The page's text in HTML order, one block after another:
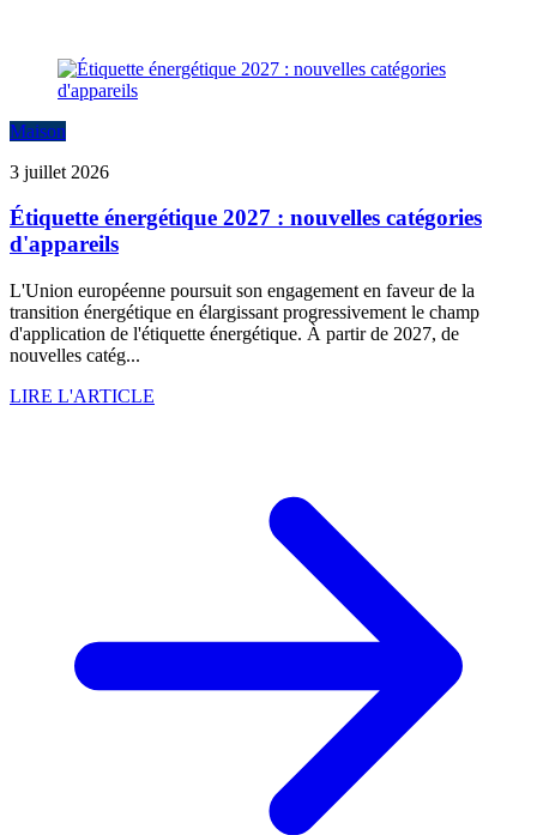
Maison
3 juillet 2026
Étiquette énergétique 2027 : nouvelles catégories
d'appareils
L'Union européenne poursuit son engagement en faveur de la
transition énergétique en élargissant progressivement le champ
d'application de l'étiquette énergétique. À partir de 2027, de
nouvelles catég...
LIRE L'ARTICLE